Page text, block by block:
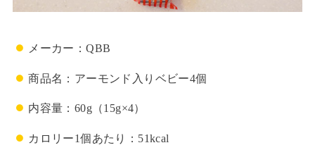
メーカー：QBB
商品名：アーモンド入りベビー4個
内容量：60g（15g×4）
カロリー1個あたり：51kcal